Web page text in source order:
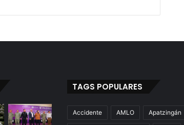
TAGS POPULARES
Accidente AMLO Apatzingán